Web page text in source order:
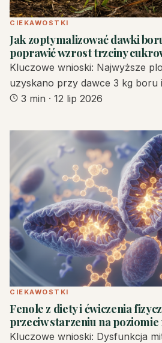
CIEKAWOSTKI
Jak zoptymalizować dawki
poprawić wzrost trzciny
Kluczowe wnioski: Najwyższe
uzyskano przy dawce 3 kg
3 min · 12 lip 2026
CIEKAWOSTKI
Fenole z diety i ćwiczenia
przeciw starzeniu na
Kluczowe wnioski: Dysfunkcja